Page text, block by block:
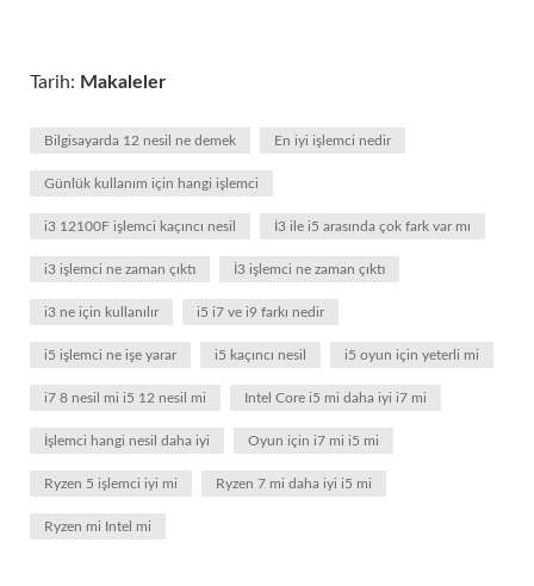
Tarih: Makaleler
Bilgisayarda 12 nesil ne demek En iyi işlemci nedir
Günlük kullanım için hangi işlemci
i3 12100F işlemci kaçıncı nesil İ3 ile i5 arasında çok fark var mı
i3 işlemci ne zaman çıktı İ3 işlemci ne zaman çıktı
i3 ne için kullanılır i5 i7 ve i9 farkı nedir
i5 işlemci ne işe yarar i5 kaçıncı nesil i5 oyun için yeterli mi
i7 8 nesil mi i5 12 nesil mi Intel Core i5 mi daha iyi i7 mi
İşlemci hangi nesil daha iyi Oyun için i7 mi i5 mi
Ryzen 5 işlemci iyi mi Ryzen 7 mi daha iyi i5 mi
Ryzen mi Intel mi